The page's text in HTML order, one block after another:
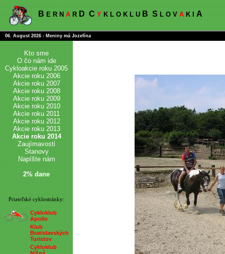
B E R N A R D C Y K L O K L U B S L O V A K I A
06. August 2026 - Meniny má Jozefína
Kto sme
O čo nám ide
Cykloakcie roku 2005
Akcie roku 2006
Akcie roku 2007
Akcie roku 2008
Akcie roku 2009
Akcie roku 2010
Akcie roku 2011
Akcie roku 2012
Akcie roku 2013
Akcie roku 2014
Zaujímavosti
Stanovy
Napíšte nám
2% dane
Priateľské cyklostránky:
Cykloklub
Apollo
Klub
Bratislavských
Turistov
Cykloklub